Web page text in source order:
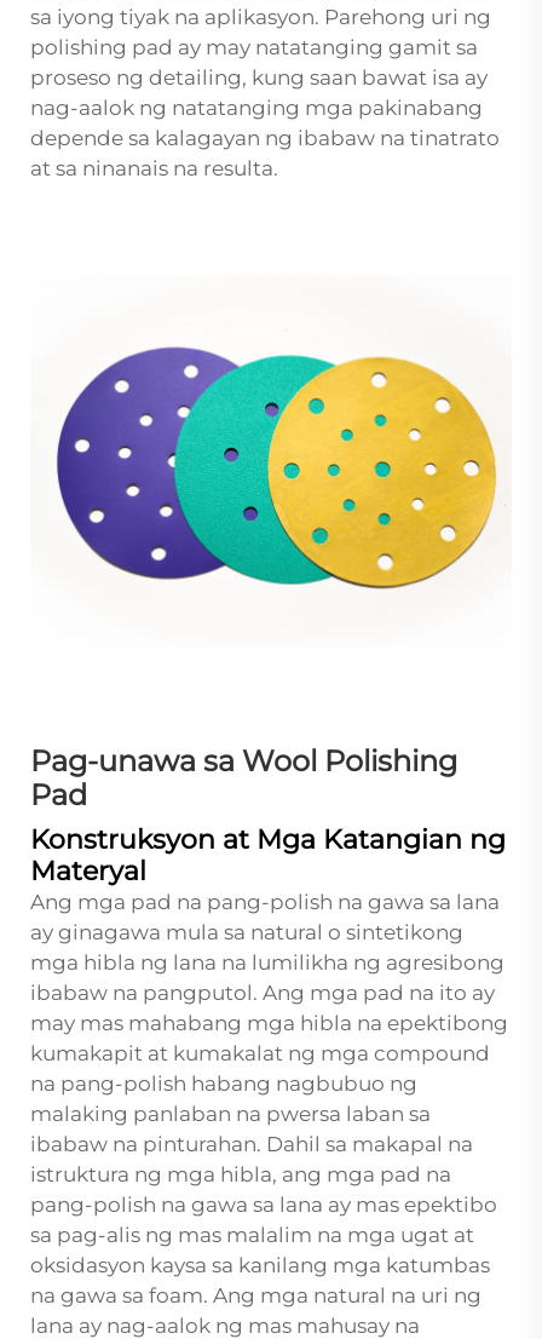
sa iyong tiyak na aplikasyon. Parehong uri ng
polishing pad ay may natatanging gamit sa
proseso ng detailing, kung saan bawat isa ay
nag-aalok ng natatanging mga pakinabang
depende sa kalagayan ng ibabaw na tinatrato
at sa ninanais na resulta.
Pag-unawa sa Wool Polishing
Pad
Konstruksyon at Mga Katangian ng
Materyal
Ang mga pad na pang-polish na gawa sa lana
ay ginagawa mula sa natural o sintetikong
mga hibla ng lana na lumilikha ng agresibong
ibabaw na pangputol. Ang mga pad na ito ay
may mas mahabang mga hibla na epektibong
kumakapit at kumakalat ng mga compound
na pang-polish habang nagbubuo ng
malaking panlaban na pwersa laban sa
ibabaw na pinturahan. Dahil sa makapal na
istruktura ng mga hibla, ang mga pad na
pang-polish na gawa sa lana ay mas epektibo
sa pag-alis ng mas malalim na mga ugat at
oksidasyon kaysa sa kanilang mga katumbas
na gawa sa foam. Ang mga natural na uri ng
lana ay nag-aalok ng mas mahusay na